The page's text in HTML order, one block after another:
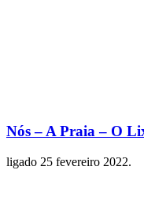
Nós – A Praia – O
ligado 25 fevereiro 2022.